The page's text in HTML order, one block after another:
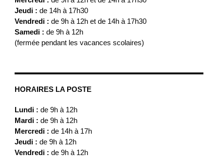
Jeudi : de 14h à 17h30
Vendredi : de 9h à 12h et de 14h à 17h30
Samedi : de 9h à 12h
(fermée pendant les vacances scolaires)
HORAIRES LA POSTE
Lundi : de 9h à 12h
Mardi : de 9h à 12h
Mercredi : de 14h à 17h
Jeudi : de 9h à 12h
Vendredi : de 9h à 12h